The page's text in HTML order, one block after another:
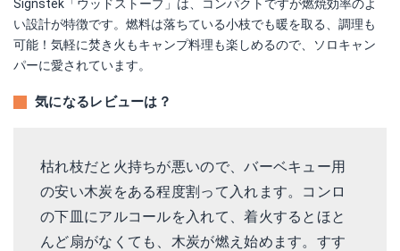
Signstek「ウッドストーブ」は、コンパクトですが燃焼効率のよ
い設計が特徴です。燃料は落ちている小枝でも暖を取る、調理も
可能！気軽に焚き火もキャンプ料理も楽しめるので、ソロキャン
パーに愛されています。
気になるレビューは？
枯れ枝だと火持ちが悪いので、バーベキュー用
の安い木炭をある程度割って入れます。コンロ
の下皿にアルコールを入れて、着火するとほと
んど扇がなくても、木炭が燃え始めます。すす